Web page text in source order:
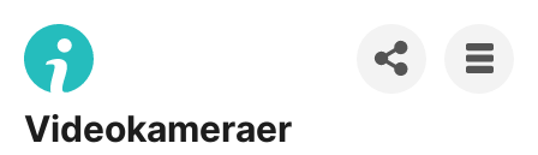
Videokameraer